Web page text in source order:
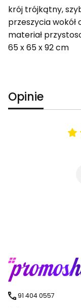
krój trójkątny,
przeszycia wokół
materiał
65 x 65 x 92 cm
Opinie
91 404 0557